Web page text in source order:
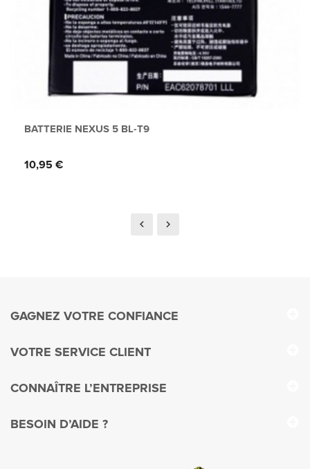
BATTERIE NEXUS 5 BL-T9
Prix
10,95 €
GAGNEZ VOTRE CONFIANCE
VOTRE SERVICE CLIENT
CONNAÎTRE L’ENTREPRISE
BESOIN D’AIDE ?